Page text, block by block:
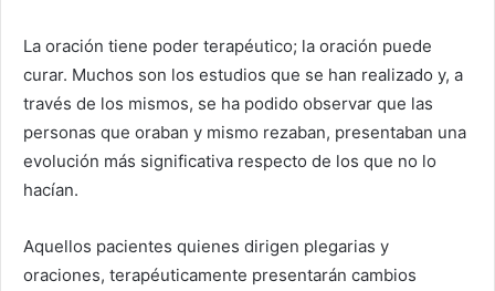
La oración tiene poder terapéutico; la oración puede
curar. Muchos son los estudios que se han realizado y, a
través de los mismos, se ha podido observar que las
personas que oraban y mismo rezaban, presentaban una
evolución más significativa respecto de los que no lo
hacían.
Aquellos pacientes quienes dirigen plegarias y
oraciones, terapéuticamente presentarán cambios